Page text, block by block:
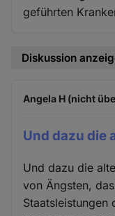
geführten
Diskussion
Angela H (nicht
Und dazu die
Und dazu die
von Ängsten,
Staatsleistungen